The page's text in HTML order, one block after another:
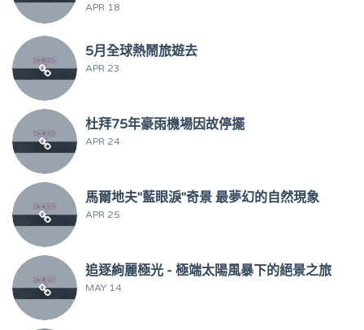
APR 18
5月全球熱鬧旅遊去
APR 23
杜拜75年豪雨機場因故停擺
APR 24
馬爾地夫"藍眼淚"奇景 最夢幻的自然現象
APR 25
追逐絢麗極光 - 極端太陽風暴下的絕景之旅
MAY 14